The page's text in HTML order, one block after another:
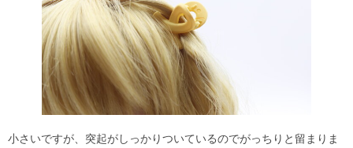
小さいですが、突起がしっかりついているのでがっちりと留まりま